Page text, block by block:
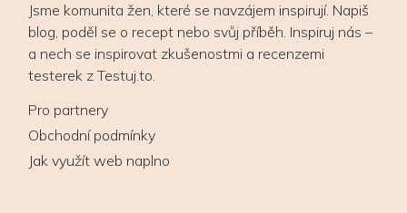
Jsme komunita žen, které se navzájem inspirují. Napiš
blog, poděl se o recept nebo svůj příběh. Inspiruj nás –
a nech se inspirovat zkušenostmi a recenzemi
testerek z Testuj.to.
Pro partnery
Obchodní podmínky
Jak využít web naplno